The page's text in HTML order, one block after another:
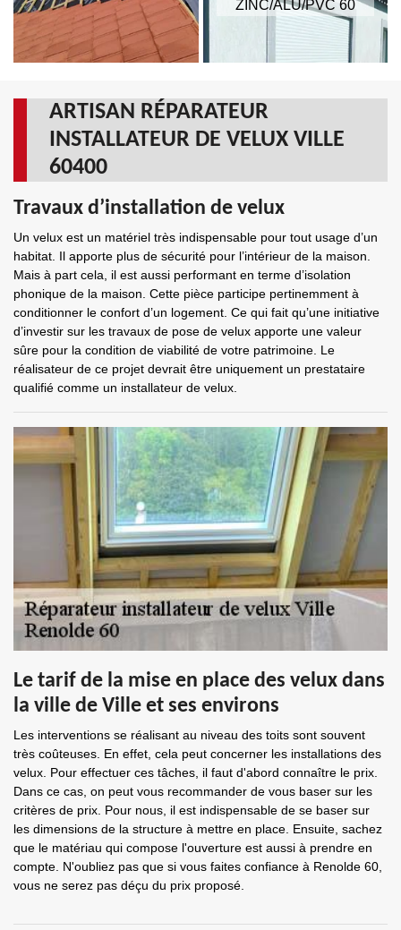
ZINC/ALU/PVC 60
ARTISAN RÉPARATEUR
INSTALLATEUR DE VELUX VILLE
60400
Travaux d’installation de velux
Un velux est un matériel très indispensable pour tout usage d’un
habitat. Il apporte plus de sécurité pour l’intérieur de la maison.
Mais à part cela, il est aussi performant en terme d’isolation
phonique de la maison. Cette pièce participe pertinemment à
conditionner le confort d’un logement. Ce qui fait qu’une initiative
d’investir sur les travaux de pose de velux apporte une valeur
sûre pour la condition de viabilité de votre patrimoine. Le
réalisateur de ce projet devrait être uniquement un prestataire
qualifié comme un installateur de velux.
Le tarif de la mise en place des velux dans
la ville de Ville et ses environs
Les interventions se réalisant au niveau des toits sont souvent
très coûteuses. En effet, cela peut concerner les installations des
velux. Pour effectuer ces tâches, il faut d'abord connaître le prix.
Dans ce cas, on peut vous recommander de vous baser sur les
critères de prix. Pour nous, il est indispensable de se baser sur
les dimensions de la structure à mettre en place. Ensuite, sachez
que le matériau qui compose l'ouverture est aussi à prendre en
compte. N'oubliez pas que si vous faites confiance à Renolde 60,
vous ne serez pas déçu du prix proposé.